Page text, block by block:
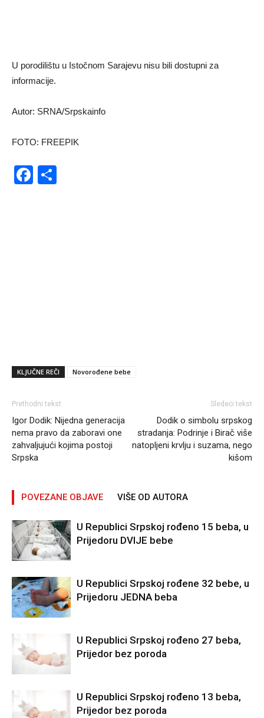
U porodilištu u Istočnom Sarajevu nisu bili dostupni za
informacije.
Autor: SRNA/Srpskainfo
FOTO: FREEPIK
Facebook
KLJUČNE REČI Novorođene bebe
Prethodni tekst
Igor Dodik: Nijedna generacija
nema pravo da zaboravi one
zahvaljujući kojima postoji
Srpska
Sledeći tekst
Dodik o simbolu srpskog
stradanja: Podrinje i Birač više
natopljeni krvlju i suzama, nego
kišom
POVEZANE OBJAVE VIŠE OD AUTORA
U Republici Srpskoj rođeno 15 beba, u
Prijedoru DVIJE bebe
U Republici Srpskoj rođene 32 bebe, u
Prijedoru JEDNA beba
U Republici Srpskoj rođeno 27 beba,
Prijedor bez poroda
U Republici Srpskoj rođeno 13 beba,
Prijedor bez poroda